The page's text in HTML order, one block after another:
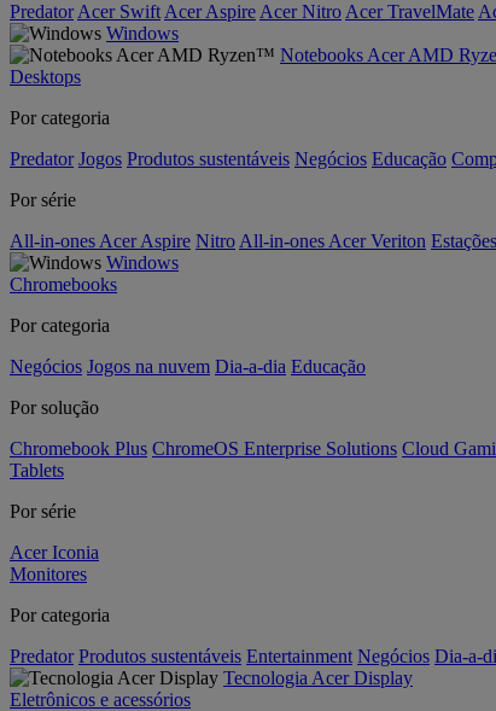
Predator Acer Swift Acer Aspire Acer Nitro Acer TravelMate
Windows
Notebooks Acer AMD
Desktops
Por categoria
Predator Jogos Produtos sustentáveis Negócios Educação
Por série
All-in-ones Acer Aspire Nitro All-in-ones Acer Veriton
Windows
Chromebooks
Por categoria
Negócios Jogos na nuvem Dia-a-dia Educação
Por solução
Chromebook Plus ChromeOS Enterprise Solutions Cloud
Tablets
Por série
Acer Iconia
Monitores
Por categoria
Predator Produtos sustentáveis Entertainment Negócios Dia-a-
Tecnologia Acer Display
Eletrônicos e acessórios